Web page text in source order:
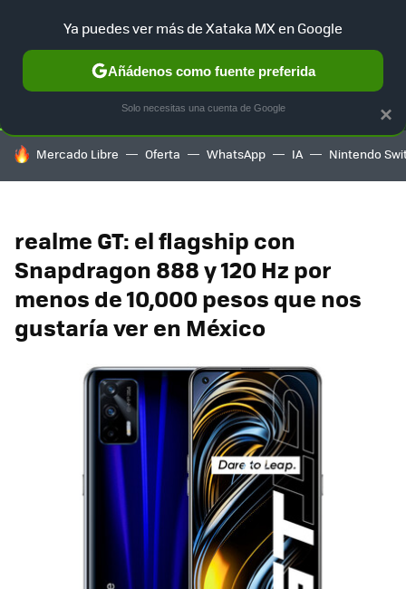
SELECCIÓN GAMING HOME AUTO TERRITORIO
HOY SE HABLA DE
Mercado Libre Oferta WhatsApp IA Nintendo
realme GT: el flagship con
Snapdragon 888 y 120 Hz por
menos de 10,000 pesos que nos
gustaría ver en México
×
Ya puedes ver más de Xataka MX en Google
Añádenos como fuente preferida
Solo necesitas una cuenta de Google